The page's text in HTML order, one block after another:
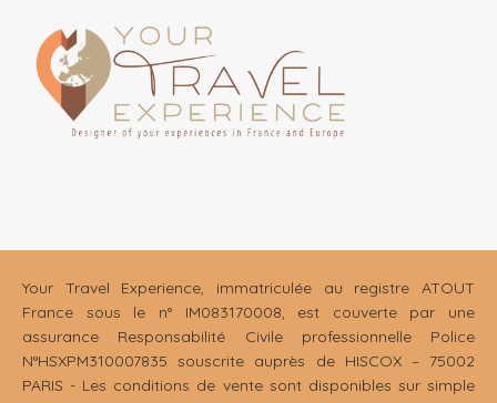
Your Travel Experience, immatriculée au registre ATOUT
France sous le n° IM083170008, est couverte par une
assurance Responsabilité Civile professionnelle Police
N°HSXPM310007835 souscrite auprès de HISCOX – 75002
PARIS - Les conditions de vente sont disponibles sur simple